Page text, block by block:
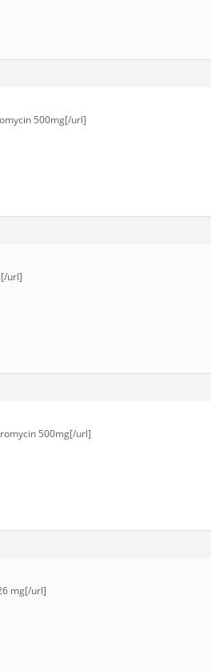
500mg[/url]
url]
500mg[/url]
mg[/url]